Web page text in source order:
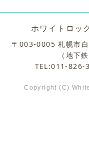
ホワイトロッ
〒003-0005 札幌市
（地下
TEL:011-
Copyright (C)